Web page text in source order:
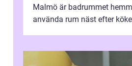
Malmö är badrummet
använda rum näst efter